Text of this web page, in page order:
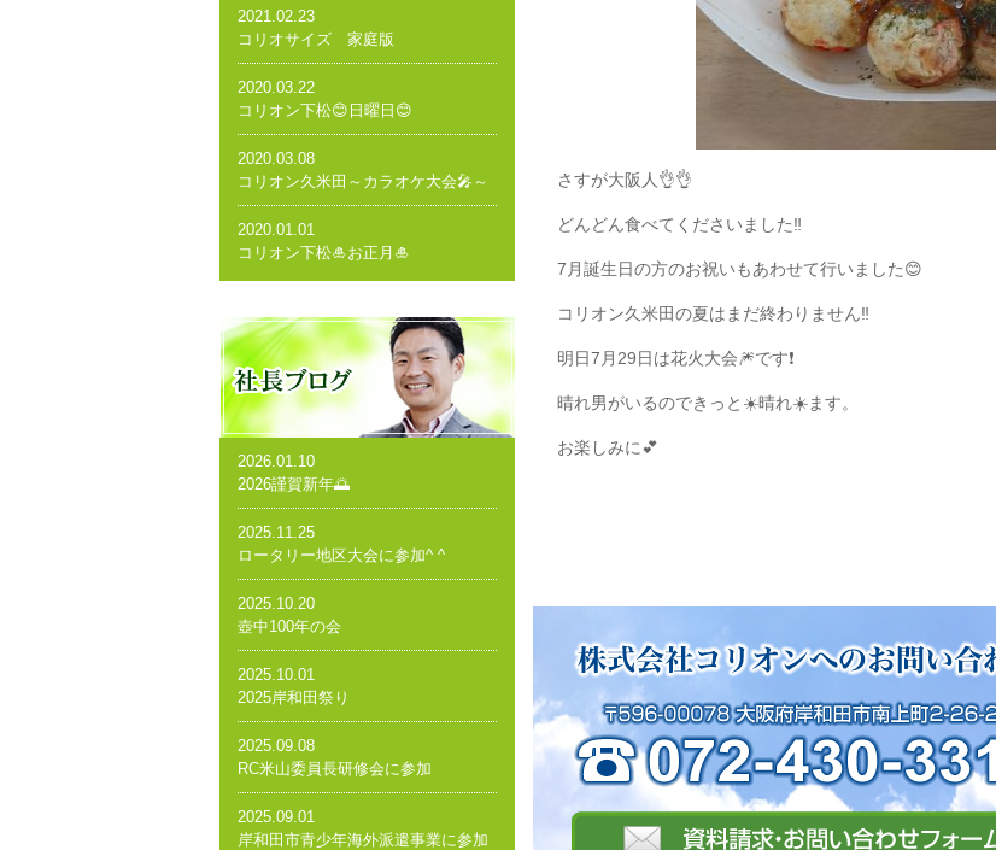
さすが大阪人👌👌
どんどん食べてくださいました‼️
7月誕生日の方のお祝いもあわせて行いました😊
コリオン久米田の夏はまだ終わりません‼️
明日7月29日は花火大会🎆です❗️
晴れ男がいるのできっと☀️晴れ☀️ます。
お楽しみに💕
2021.02.23
コリオサイズ 家庭版
2020.03.22
コリオン下松😊日曜日😊
2020.03.08
コリオン久米田～カラオケ大会🎤～
2020.01.01
コリオン下松🎍お正月🎍
2026.01.10
2026謹賀新年🌅
2025.11.25
ロータリー地区大会に参加^ ^
2025.10.20
壺中100年の会
2025.10.01
2025岸和田祭り
2025.09.08
RC米山委員長研修会に参加
2025.09.01
岸和田市青少年海外派遣事業に参加